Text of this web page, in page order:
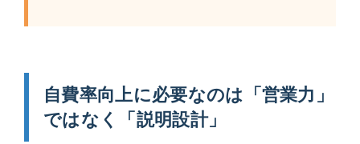
自費率向上に必要なのは「営業力」
ではなく「説明設計」